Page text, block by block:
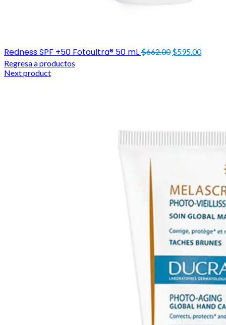
Redness SPF +50 Fotoultra® 50 mL $662.00 Original
$595.00
Regresa a productos
Next product